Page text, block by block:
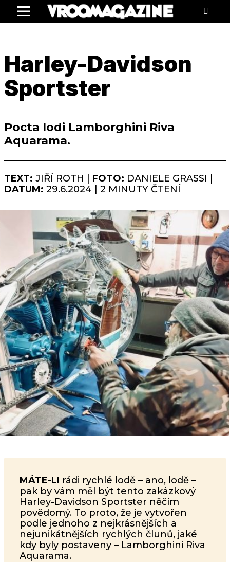
Menu
Harley-Davidson
Sportster
Pocta lodi Lamborghini Riva
Aquarama.
TEXT: JIŘÍ ROTH | FOTO: DANIELE GRASSI |
DATUM: 29.6.2024 | 2 MINUTY ČTENÍ
MÁTE-LI rádi rychlé lodě – ano, lodě –
pak by vám měl být tento zakázkový
Harley-Davidson Sportster něčím
povědomý. To proto, že je vytvořen
podle jednoho z nejkrásnějších a
nejunikátnějších rychlých člunů, jaké
kdy byly postaveny – Lamborghini Riva
Aquarama.